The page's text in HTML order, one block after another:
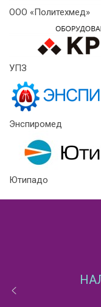
ООО «Политехмед»
УПЗ
Энспиромед
Ютипадо